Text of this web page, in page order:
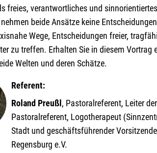
freies, verantwortliches und
beide Ansätze keine
Wege, Entscheidungen freier,
zu treffen. Erhalten Sie in diesem Vortrag
Welten und deren Schätze.
Referent:
Roland Preußl , Pastoralreferent, Leiter
Pastoralreferent, Logotherapeut
Stadt und geschäftsführender
Regensburg e.V.